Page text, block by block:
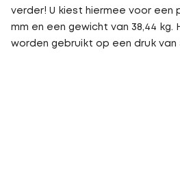
verder! U kiest hiermee voor een
mm en een gewicht van 38,44 kg.
worden gebruikt op een druk van